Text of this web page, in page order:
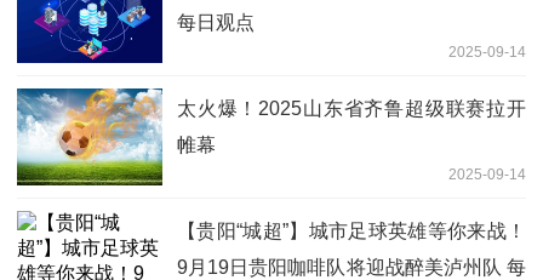
每日观点
2025-09-14
太火爆！2025山东省齐鲁超级联赛拉开
帷幕
2025-09-14
【贵阳“城超”】城市足球英雄等你来战！
9月19日贵阳咖啡队将迎战醉美泸州队 每